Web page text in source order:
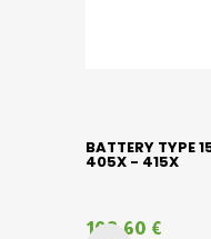
BATTERY TYPE
405X - 415X
108,60 €